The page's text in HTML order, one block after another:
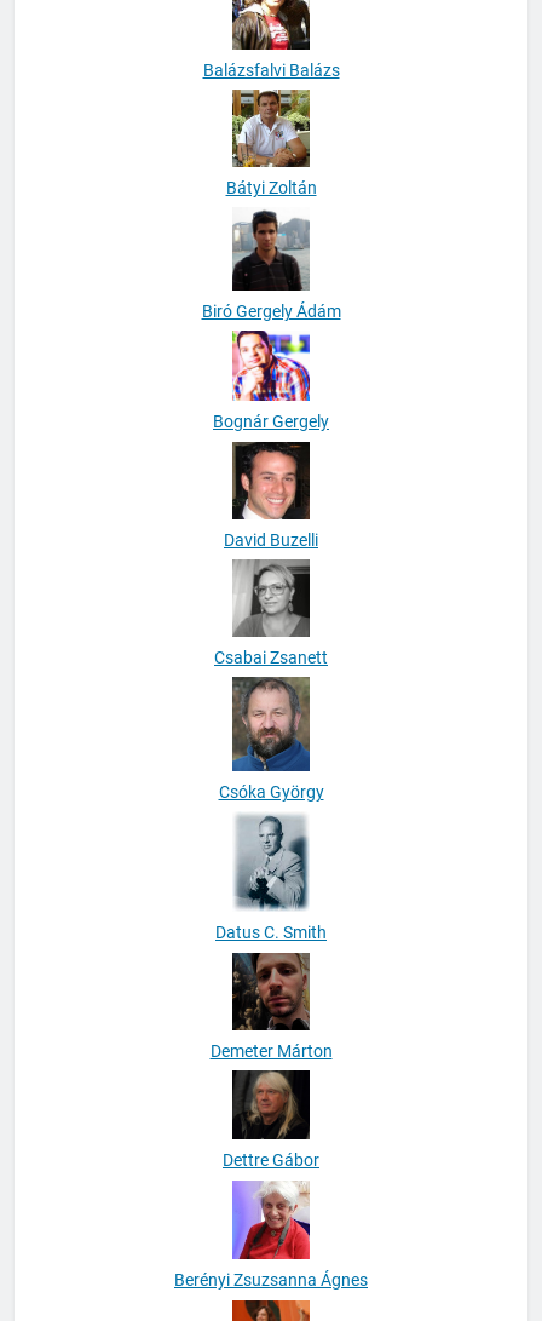
Balázsfalvi Balázs
Bátyi Zoltán
Biró Gergely Ádám
Bognár Gergely
David Buzelli
Csabai Zsanett
Csóka György
Datus C. Smith
Demeter Márton
Dettre Gábor
Berényi Zsuzsanna Ágnes